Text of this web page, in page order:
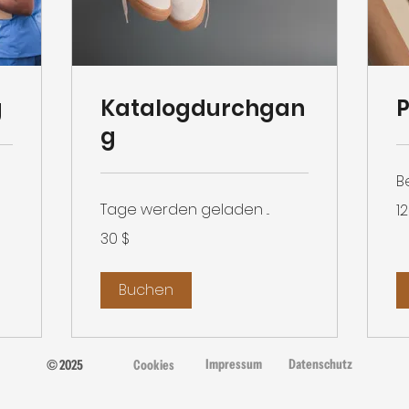
Katalogdurchgan
g
Tage werden geladen ...
US-
30 $
Buchen
© 2025 Cookies Impressum Datenschutz